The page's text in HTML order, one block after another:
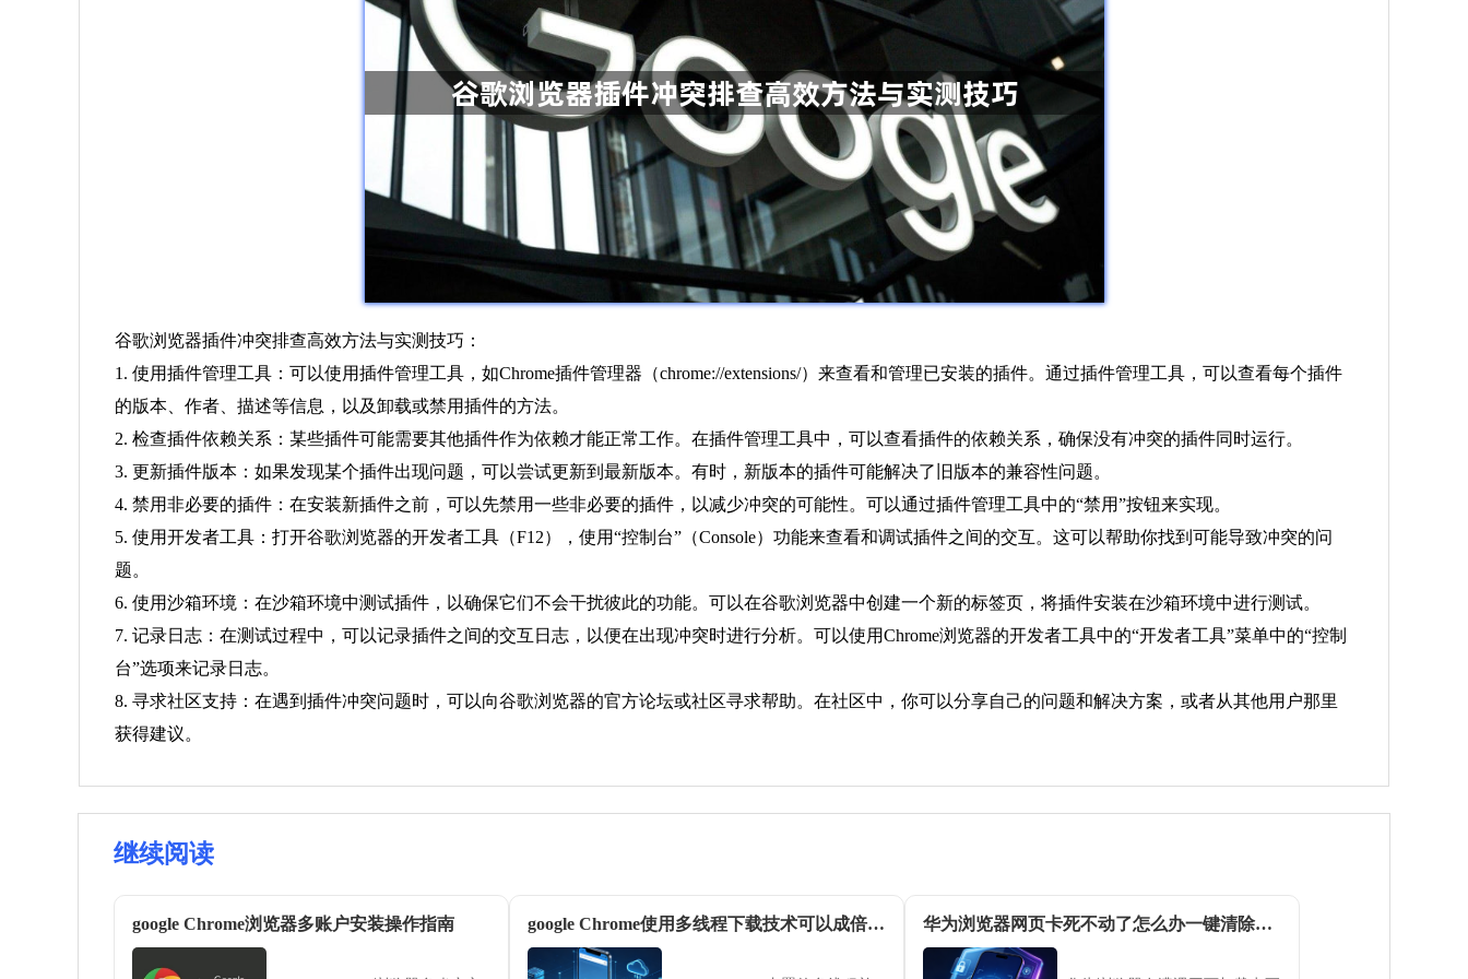
谷歌浏览器插件冲突排查高效方法与实测技巧：
1. 使用插件管理工具：可以使用插件管理工具，如Chrome插件管理器（chrome://extensions/）来查看和管理已安装的插件。通过插件管理工具，可以查看每个插件
的版本、作者、描述等信息，以及卸载或禁用插件的方法。
2. 检查插件依赖关系：某些插件可能需要其他插件作为依赖才能正常工作。在插件管理工具中，可以查看插件的依赖关系，确保没有冲突的插件同时运行。
3. 更新插件版本：如果发现某个插件出现问题，可以尝试更新到最新版本。有时，新版本的插件可能解决了旧版本的兼容性问题。
4. 禁用非必要的插件：在安装新插件之前，可以先禁用一些非必要的插件，以减少冲突的可能性。可以通过插件管理工具中的“禁用”按钮来实现。
5. 使用开发者工具：打开谷歌浏览器的开发者工具（F12），使用“控制台”（Console）功能来查看和调试插件之间的交互。这可以帮助你找到可能导致冲突的问
题。
6. 使用沙箱环境：在沙箱环境中测试插件，以确保它们不会干扰彼此的功能。可以在谷歌浏览器中创建一个新的标签页，将插件安装在沙箱环境中进行测试。
7. 记录日志：在测试过程中，可以记录插件之间的交互日志，以便在出现冲突时进行分析。可以使用Chrome浏览器的开发者工具中的“开发者工具”菜单中的“控制
台”选项来记录日志。
8. 寻求社区支持：在遇到插件冲突问题时，可以向谷歌浏览器的官方论坛或社区寻求帮助。在社区中，你可以分享自己的问题和解决方案，或者从其他用户那里
获得建议。
继续阅读
google Chrome浏览器多账户安装操作指南 google Chrome使用多线程下载技术可以成倍提升大文件速度 华为浏览器网页卡死不动了怎么办一键清除此站点所有缓存